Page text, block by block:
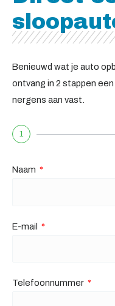
Benieuwd wat je auto
ontvang in 2 stappen
nergens aan vast.
1
Naam
E-mail
Telefoonnummer